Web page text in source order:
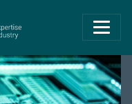
Eyde-Cluster |